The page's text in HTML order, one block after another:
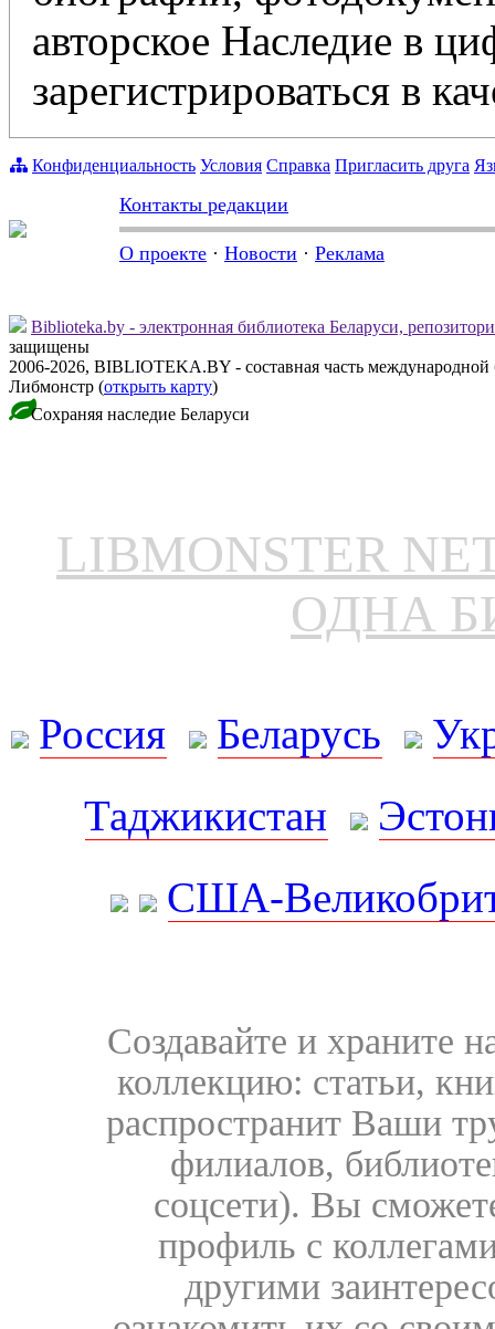
авторское Наследие в
зарегистрироваться в
Конфиденциальность Условия Справка Пригласить друга
Контакты редакции
О проекте · Новости · Реклама
Biblioteka.by - электронная библиотека Беларуси,
защищены
2006-2026, BIBLIOTEKA.BY - составная часть международной
Либмонстр (открыть карту)
Сохраняя наследие Беларуси
LIBMONSTER
ОДНА
Россия Беларусь
Таджикистан
США-
Создавайте и храните
коллекцию: статьи,
распространит Ваши
филиалов,
соцсети). Вы
профиль с
другими